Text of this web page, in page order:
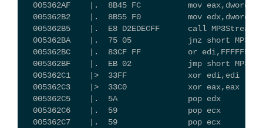
005362AF    |.  8B45 FC          mov
005362B2    |.  8B55 F0          mov
005362B5    |.  E8 D2EDECFF      call
005362BA    |.  75 05            jnz short
005362BC    |.  83CF FF          or edi,FFFFFFFF
005362BF    |.  EB 02            jmp short
005362C1    |>  33FF             xor edi,edi
005362C3    |>  33C0             xor eax,eax
005362C5    |.  5A               pop edx
005362C6    |.  59               pop ecx
005362C7    |.  59               pop ecx